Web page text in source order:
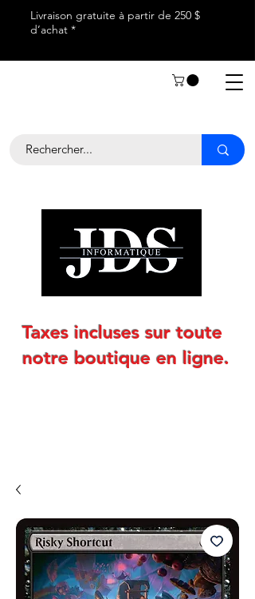
Livraison gratuite à partir de 250 $
d’achat *
Taxes incluses sur toute
notre boutique en ligne.